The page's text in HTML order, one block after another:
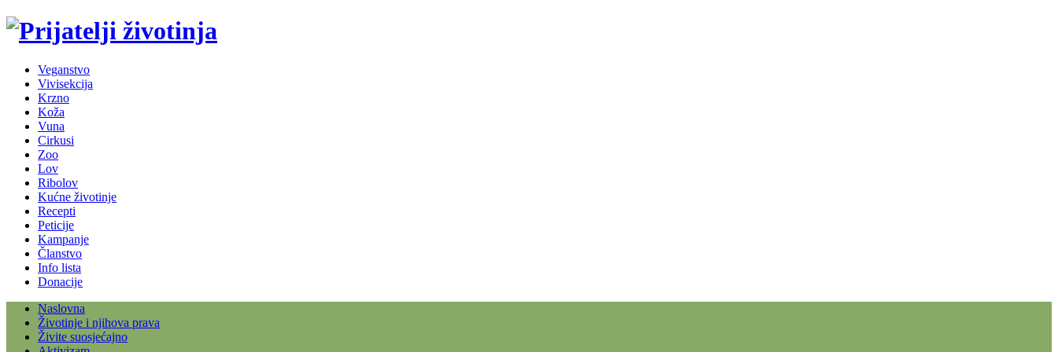
Veganstvo
Vivisekcija
Krzno
Koža
Vuna
Cirkusi
Zoo
Lov
Ribolov
Kućne životinje
Recepti
Peticije
Kampanje
Članstvo
Info lista
Donacije
Naslovna
Životinje i njihova prava
Živite suosjećajno